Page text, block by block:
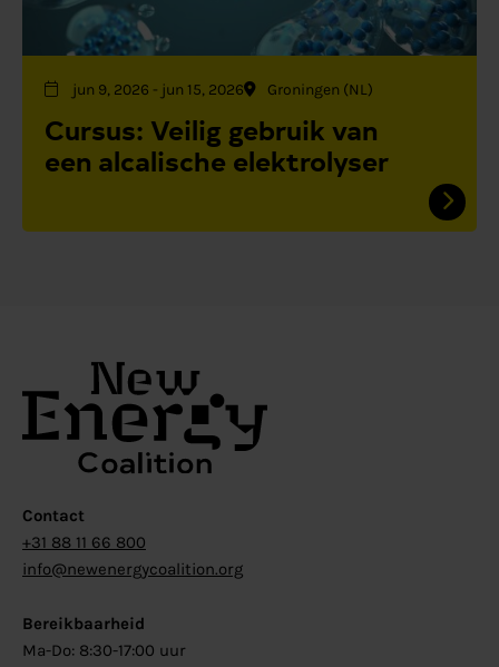
jun 9, 2026 - jun 15, 2026 Groningen (NL)
Cursus: Veilig gebruik van
een alcalische elektrolyser
Contact
+31 88 11 66 800
info@newenergycoalition.org
Bereikbaarheid
Ma-Do: 8:30-17:00 uur